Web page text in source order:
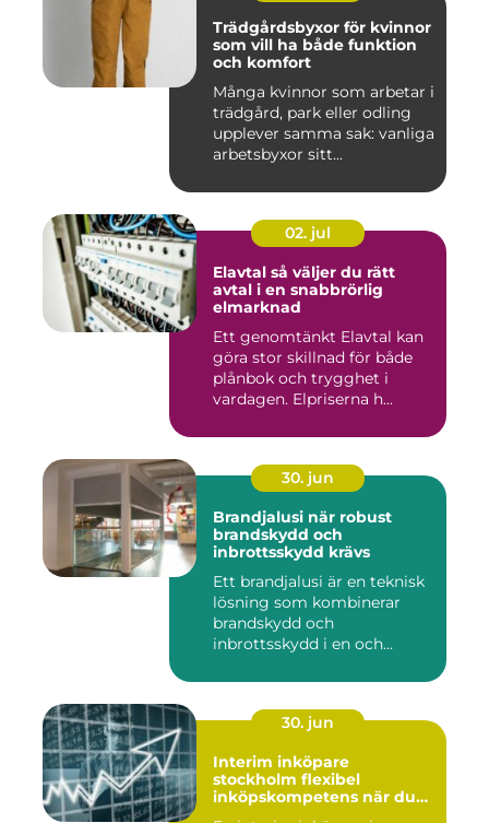
Trädgårdsbyxor för kvinnor
som vill ha både funktion
och komfort
Många kvinnor som arbetar i
trädgård, park eller odling
upplever samma sak: vanliga
arbetsbyxor sitt...
02. jul
Elavtal så väljer du rätt
avtal i en snabbrörlig
elmarknad
Ett genomtänkt Elavtal kan
göra stor skillnad för både
plånbok och trygghet i
vardagen. Elpriserna h...
30. jun
Brandjalusi när robust
brandskydd och
inbrottsskydd krävs
Ett brandjalusi är en teknisk
lösning som kombinerar
brandskydd och
inbrottsskydd i en och
30. jun
Interim inköpare
stockholm flexibel
inköpskompetens när du